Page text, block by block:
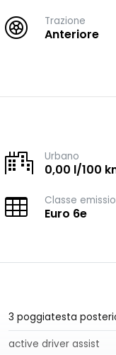
Trazione
Anteriore
Urbano
0,00 l/100
Classe
Euro 6e
3 poggiatesta
active driver assist